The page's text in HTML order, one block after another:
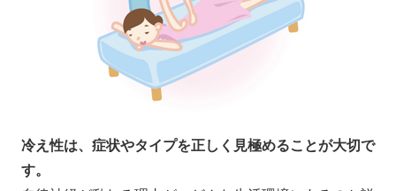
冷え性は、症状やタイプを正しく見極めることが大切で
す。